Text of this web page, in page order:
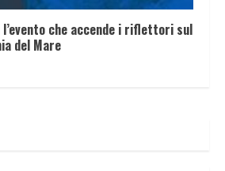
l’evento che accende i riflettori sul
del Mare